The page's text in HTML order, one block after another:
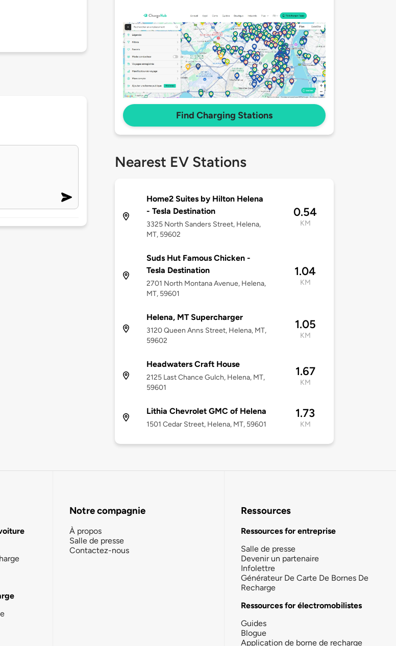
Find Charging Stations
Nearest EV Stations
Home2 Suites by Hilton Helena
- Tesla Destination
3325 North Sanders Street, Helena,
MT, 59602
0.54
KM
Suds Hut Famous Chicken -
Tesla Destination
2701 North Montana Avenue, Helena,
MT, 59601
1.04
KM
Helena, MT Supercharger
3120 Queen Anns Street, Helena, MT,
59602
1.05
KM
Headwaters Craft House
2125 Last Chance Gulch, Helena, MT,
59601
1.67
KM
Lithia Chevrolet GMC of Helena
1501 Cedar Street, Helena, MT, 59601
1.73
KM
Notre compagnie
À propos
Salle de presse
Contactez-nous
Ressources
Ressources for entreprise
Salle de presse
Devenir un partenaire
Infolettre
Générateur De Carte De Bornes De
Recharge
Ressources for électromobilistes
Guides
Blogue
Application de borne de recharge